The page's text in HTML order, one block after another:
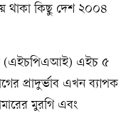
থাকা কিছু দেশ ২০০৪
(এইচপিএআই) এইচ ৫
প্রাদুর্ভাব এখন ব্যাপক
মুরগি এবং